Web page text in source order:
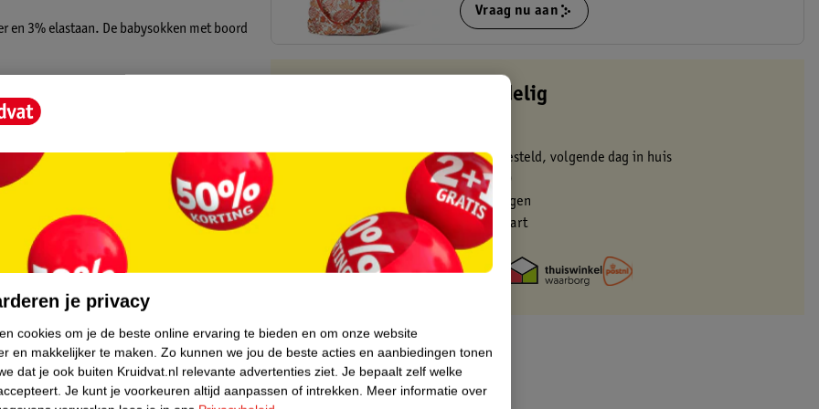
en 3% elastaan. De babysokken met boord
en verwijder ze.
en mogen niet gestreken worden.
heeft ons katoenen Kruidvat babytextiel
van de katoenteelt én de
duurzamere katoenproductie. We kopen
Better Cotton Initiative. Dit product werd
Cotton’ katoen. Kijk voor meer
we weer een stapje richting een duurzamere
Vraag nu aan
Kruidvat is altijd voordelig
Op werkdagen voor 22:00 uur besteld, volgende dag in huis
Gratis thuisbezorgd vanaf 50.00
Gratis retourneren binnen 30 dagen
Gratis punten met je Kruidvat kaart
je privacy
cookies om je de beste online ervaring te bieden en om onze website
en makkelijker te maken. Zo kunnen we jou de beste acties en aanbiedingen tonen
dat je ook buiten Kruidvat.nl relevante advertenties ziet. Je bepaalt zelf welke
Je kunt je voorkeuren altijd aanpassen of intrekken. Meer informatie over